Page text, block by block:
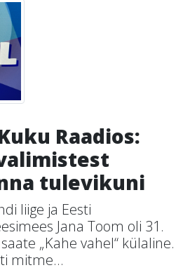
Raadios:
tulevikuni
liige ja Eesti
Jana Toom oli 31.
„Kahe vahel“ külaline.
mitme...